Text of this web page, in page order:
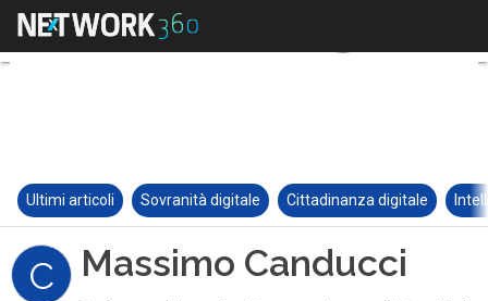
Ultimi articoli Sovranità digitale Cittadinanza digitale
C Massimo Canducci